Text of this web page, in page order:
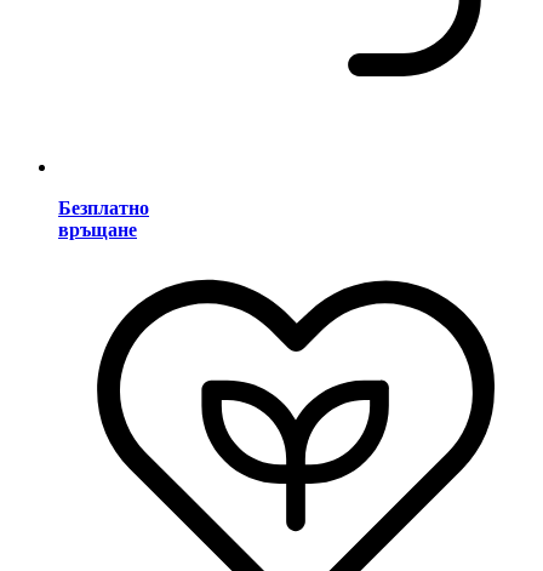
Безплатно
връщане